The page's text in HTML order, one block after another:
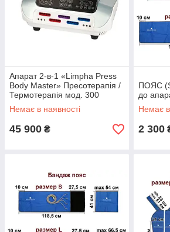
Апарат 2-в-1 «Limpha Press
Body Master» Пресотерапія /
Термотерапія мод. 300
Немає в наявності
45 900 ₴
ПОЯС
до
Немає в
2 300